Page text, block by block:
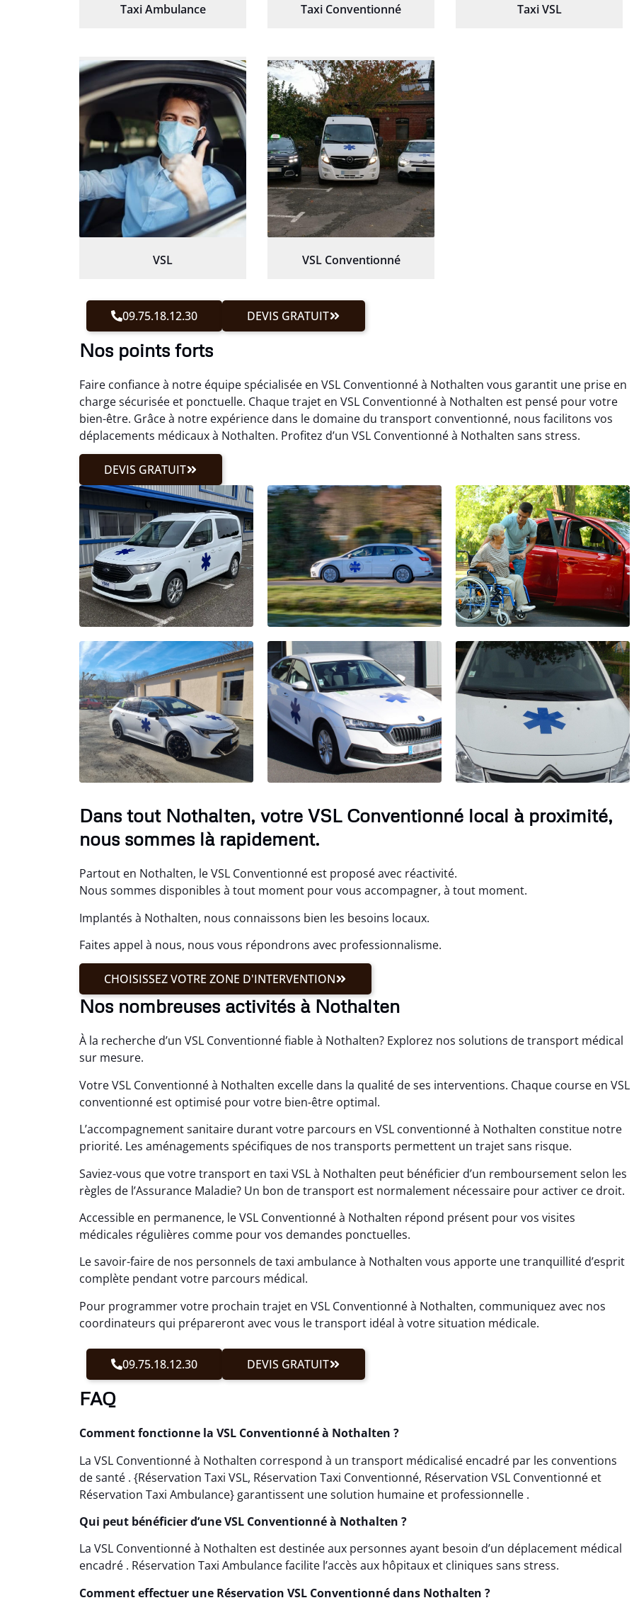
Taxi Ambulance Taxi Conventionné Taxi VSL
VSL VSL Conventionné
09.75.18.12.30 DEVIS GRATUIT
Nos points forts
Faire confiance à notre équipe spécialisée en VSL Conventionné à Nothalten vous garantit une prise en
charge sécurisée et ponctuelle. Chaque trajet en VSL Conventionné à Nothalten est pensé pour votre
bien-être. Grâce à notre expérience dans le domaine du transport conventionné, nous facilitons vos
déplacements médicaux à Nothalten. Profitez d’un VSL Conventionné à Nothalten sans stress.
DEVIS GRATUIT
Dans tout Nothalten, votre VSL Conventionné local à proximité,
nous sommes là rapidement.
Partout en Nothalten, le VSL Conventionné est proposé avec réactivité.
Nous sommes disponibles à tout moment pour vous accompagner, à tout moment.
Implantés à Nothalten, nous connaissons bien les besoins locaux.
Faites appel à nous, nous vous répondrons avec professionnalisme.
CHOISISSEZ VOTRE ZONE D'INTERVENTION
Nos nombreuses activités à Nothalten
À la recherche d’un VSL Conventionné fiable à Nothalten? Explorez nos solutions de transport médical
sur mesure.
Votre VSL Conventionné à Nothalten excelle dans la qualité de ses interventions. Chaque course en VSL
conventionné est optimisé pour votre bien-être optimal.
L’accompagnement sanitaire durant votre parcours en VSL conventionné à Nothalten constitue notre
priorité. Les aménagements spécifiques de nos transports permettent un trajet sans risque.
Saviez-vous que votre transport en taxi VSL à Nothalten peut bénéficier d’un remboursement selon les
règles de l’Assurance Maladie? Un bon de transport est normalement nécessaire pour activer ce droit.
Accessible en permanence, le VSL Conventionné à Nothalten répond présent pour vos visites
médicales régulières comme pour vos demandes ponctuelles.
Le savoir-faire de nos personnels de taxi ambulance à Nothalten vous apporte une tranquillité d’esprit
complète pendant votre parcours médical.
Pour programmer votre prochain trajet en VSL Conventionné à Nothalten, communiquez avec nos
coordinateurs qui prépareront avec vous le transport idéal à votre situation médicale.
09.75.18.12.30 DEVIS GRATUIT
FAQ
Comment fonctionne la VSL Conventionné à Nothalten ?
La VSL Conventionné à Nothalten correspond à un transport médicalisé encadré par les conventions
de santé . {Réservation Taxi VSL, Réservation Taxi Conventionné, Réservation VSL Conventionné et
Réservation Taxi Ambulance} garantissent une solution humaine et professionnelle .
Qui peut bénéficier d’une VSL Conventionné à Nothalten ?
La VSL Conventionné à Nothalten est destinée aux personnes ayant besoin d’un déplacement médical
encadré . Réservation Taxi Ambulance facilite l’accès aux hôpitaux et cliniques sans stress.
Comment effectuer une Réservation VSL Conventionné dans Nothalten ?